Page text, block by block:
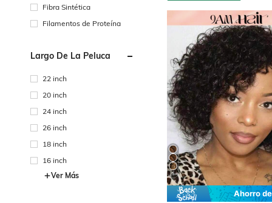
Fibra Sintética
Filamentos de Proteína
Largo De La Peluca
22 inch
20 inch
24 inch
26 inch
18 inch
16 inch
Ver Más
5
Ahorro